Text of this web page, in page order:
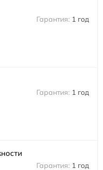
1 год
1 год
1 год